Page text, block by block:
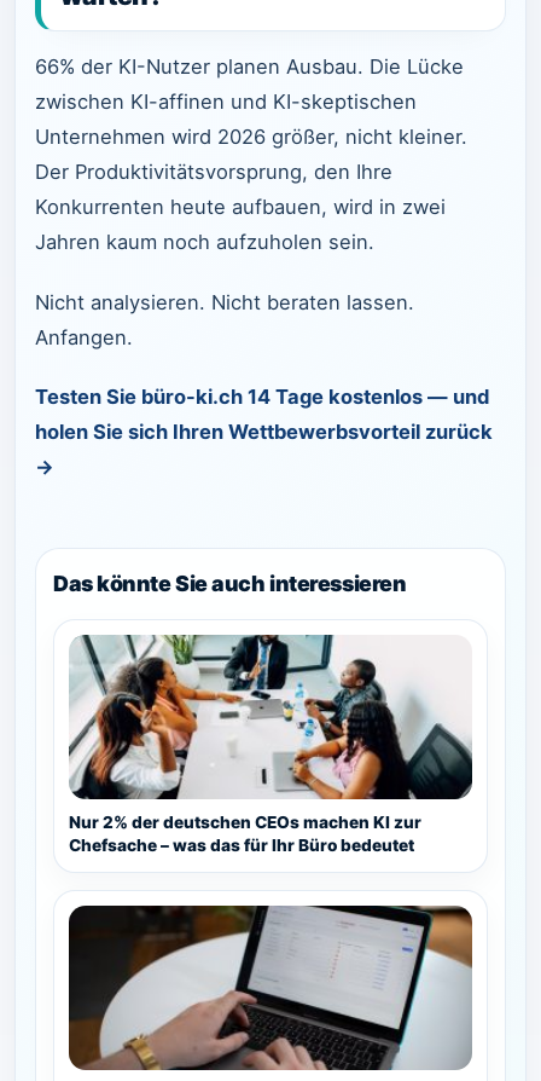
66% der KI-Nutzer planen Ausbau. Die Lücke
zwischen KI-affinen und KI-skeptischen
Unternehmen wird 2026 größer, nicht kleiner.
Der Produktivitätsvorsprung, den Ihre
Konkurrenten heute aufbauen, wird in zwei
Jahren kaum noch aufzuholen sein.
Nicht analysieren. Nicht beraten lassen.
Anfangen.
Testen Sie büro-ki.ch 14 Tage kostenlos — und
holen Sie sich Ihren Wettbewerbsvorteil zurück
→
Das könnte Sie auch interessieren
Nur 2% der deutschen CEOs machen KI zur
Chefsache – was das für Ihr Büro bedeutet